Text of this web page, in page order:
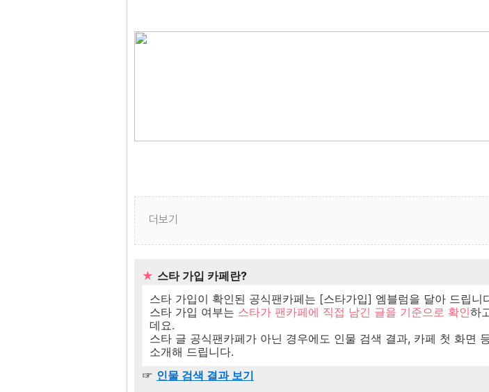
더보기
★ 스타 가입 카페란?
스타 가입이 확인된 공식팬카페는 [스타가입] 엠블럼을 달아 드립니
스타 가입 여부는 스타가 팬카페에 직접 남긴 글을 기준으로 확인하
데요.
스타 글 공식팬카페가 아닌 경우에도 인물 검색 결과, 카페 첫 화면
소개해 드립니다.
☞ 인물 검색 결과 보기